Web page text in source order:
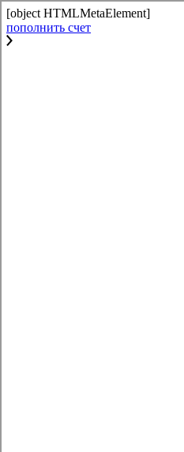
[object HTMLMetaElement]
пополнить счет